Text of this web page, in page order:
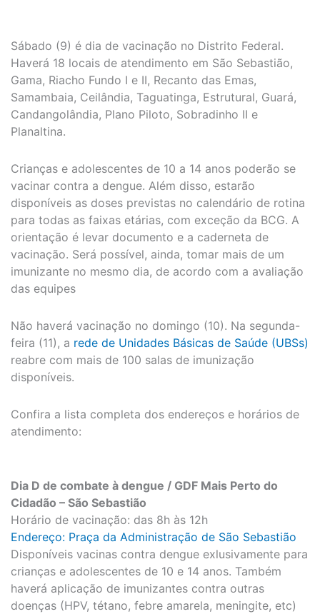
Sábado (9) é dia de vacinação no Distrito Federal.
Haverá 18 locais de atendimento em São Sebastião,
Gama, Riacho Fundo I e II, Recanto das Emas,
Samambaia, Ceilândia, Taguatinga, Estrutural, Guará,
Candangolândia, Plano Piloto, Sobradinho II e
Planaltina.
Crianças e adolescentes de 10 a 14 anos poderão se
vacinar contra a dengue. Além disso, estarão
disponíveis as doses previstas no calendário de rotina
para todas as faixas etárias, com exceção da BCG. A
orientação é levar documento e a caderneta de
vacinação. Será possível, ainda, tomar mais de um
imunizante no mesmo dia, de acordo com a avaliação
das equipes
Não haverá vacinação no domingo (10). Na segunda-
feira (11), a rede de Unidades Básicas de Saúde (UBSs)
reabre com mais de 100 salas de imunização
disponíveis.
Confira a lista completa dos endereços e horários de
atendimento:
Dia D de combate à dengue / GDF Mais Perto do
Cidadão – São Sebastião
Horário de vacinação: das 8h às 12h
Endereço: Praça da Administração de São Sebastião
Disponíveis vacinas contra dengue exlusivamente para
crianças e adolescentes de 10 e 14 anos. Também
haverá aplicação de imunizantes contra outras
doenças (HPV, tétano, febre amarela, meningite, etc)